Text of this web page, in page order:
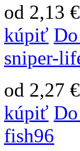
od 2,13 €
kúpiť
sniper-
od 2,27 €
kúpiť
fish96